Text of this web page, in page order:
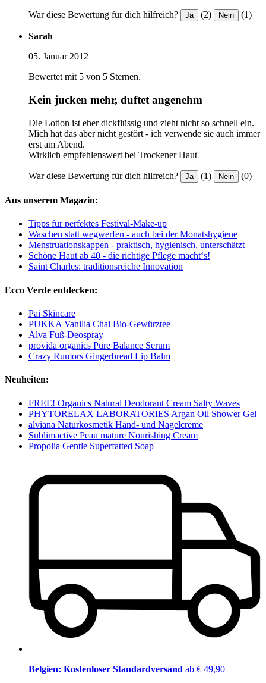
War diese Bewertung für dich hilfreich? Ja (2) Nein (1)
Sarah
05. Januar 2012
Bewertet mit 5 von 5 Sternen.
Kein jucken mehr, duftet angenehm
Die Lotion ist eher dickflüssig und zieht nicht so schnell ein.
Mich hat das aber nicht gestört - ich verwende sie auch immer
erst am Abend.
Wirklich empfehlenswert bei Trockener Haut
War diese Bewertung für dich hilfreich? Ja (1) Nein (0)
Aus unserem Magazin:
Tipps für perfektes Festival-Make-up
Waschen statt wegwerfen - auch bei der Monatshygiene
Menstruationskappen - praktisch, hygienisch, unterschätzt
Schöne Haut ab 40 - die richtige Pflege macht‘s!
Saint Charles: traditionsreiche Innovation
Ecco Verde entdecken:
Pai Skincare
PUKKA Vanilla Chai Bio-Gewürztee
Alva Fuß-Deospray
provida organics Pure Balance Serum
Crazy Rumors Gingerbread Lip Balm
Neuheiten:
FREE! Organics Natural Deodorant Cream Salty Waves
PHYTORELAX LABORATORIES Argan Oil Shower Gel
alviana Naturkosmetik Hand- und Nagelcreme
Sublimactive Peau mature Nourishing Cream
Propolia Gentle Superfatted Soap
Belgien: Kostenloser Standardversand ab € 49,90